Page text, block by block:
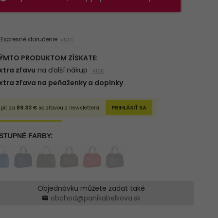
doručenie viac
Objednávku můžete zadat také
obchod@panikabelkova.sk